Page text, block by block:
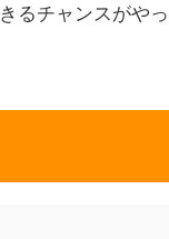
るチャンスがや